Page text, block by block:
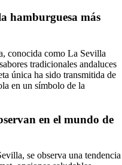
hamburguesa más
conocida como La Sevilla
tradicionales andaluces
única ha sido transmitida de
en un símbolo de la
en el mundo de
se observa una tendencia